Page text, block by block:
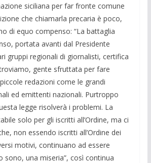
siciliana per far fronte comune
che chiamarla precaria è poco,
di equo compenso: “La battaglia
portata avanti dal Presidente
gruppi regionali di giornalisti, certifica
gente sfruttata per fare
redazioni come le grandi
ed emittenti nazionali. Purtroppo
legge risolverà i problemi. La
solo per gli iscritti all’Ordine, ma ci
non essendo iscritti all’Ordine dei
motivi, continuano ad essere
sono, una miseria”, così continua